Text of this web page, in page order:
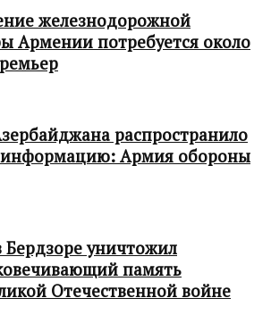
железнодорожной
Армении потребуется около
распространило
Армия обороны
уничтожил
память
Отечественной войне